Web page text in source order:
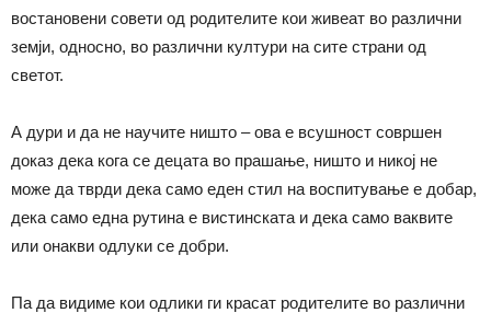
востановени совети од родителите кои живеат во различни
земји, односно, во различни култури на сите страни од
светот.
А дури и да не научите ништо – ова е всушност совршен
доказ дека кога се децата во прашање, ништо и никој не
може да тврди дека само еден стил на воспитување е добар,
дека само една рутина е вистинската и дека само ваквите
или онакви одлуки се добри.
Па да видиме кои одлики ги красат родителите во различни